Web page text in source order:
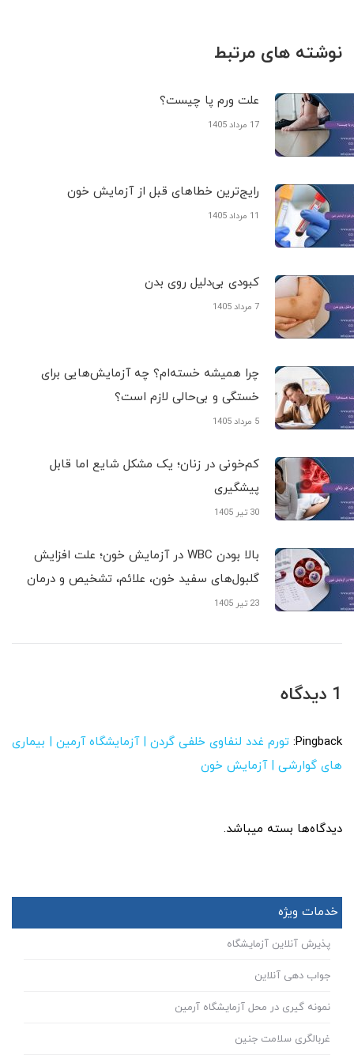
نوشته های مرتبط
علت ورم پا چیست؟
17 مرداد 1405
رایج‌ترین خطاهای قبل از آزمایش خون
11 مرداد 1405
کبودی‌ بی‌دلیل روی بدن
7 مرداد 1405
چرا همیشه خسته‌ام؟ چه آزمایش‌هایی برای
خستگی و بی‌حالی لازم است؟
5 مرداد 1405
کم‌خونی در زنان؛ یک مشکل شایع اما قابل
پیشگیری
30 تیر 1405
بالا بودن WBC در آزمایش خون؛ علت افزایش
گلبول‌های سفید خون، علائم، تشخیص و درمان
23 تیر 1405
1 دیدگاه
Pingback: تورم غدد لنفاوی خلفی گردن | آزمایشگاه آرمین | بیماری
های گوارشی | آزمایش خون
دیدگاه‌ها بسته میباشد.
خدمات ویژه
پذیرش آنلاین آزمایشگاه
جواب دهی آنلاین
نمونه گیری در محل آزمایشگاه آرمین
غربالگری سلامت جنین